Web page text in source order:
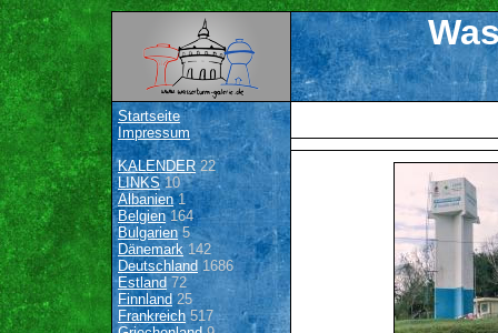
Startseite
Impressum
KALENDER22
LINKS10
Albanien1
Belgien164
Bulgarien 5
Dänemark142
Deutschland 1686
Estland 72
Finnland 25
Frankreich517